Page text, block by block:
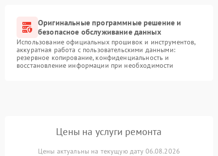
Оригинальные программные решение и
безопасное обслуживание данных
Использование официальных прошивок и инструментов,
аккуратная работа с пользовательскими данными:
резервное копирование, конфиденциальность и
восстановление информации при необходимости
Цены на услуги ремонта
Цены актуальны на текущую дату 06.08.2026